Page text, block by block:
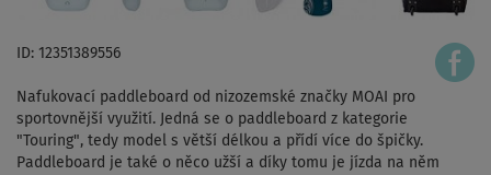
ID: 12351389556
Nafukovací paddleboard od nizozemské značky MOAI pro
sportovnější využití. Jedná se o paddleboard z kategorie
"Touring", tedy model s větší délkou a přídí více do špičky.
Paddleboard je také o něco užší a díky tomu je jízda na něm